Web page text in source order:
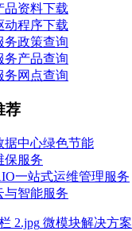
品资料下载
动程序下载
务政策查询
务产品查询
务网点查询
荐
据中心绿色节能
保服务
一站式运维管理服务
与智能服务
微模块解决方案